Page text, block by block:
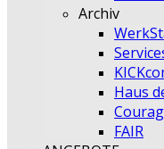
Archiv
Haus
FAIR